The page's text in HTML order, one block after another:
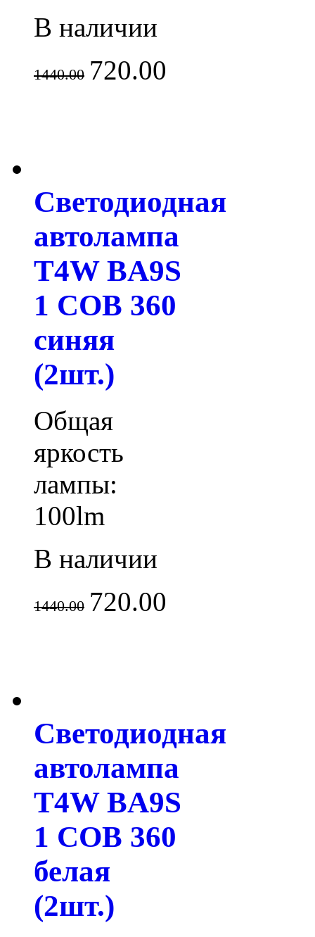
В наличии
1440.00 720.00
Светодиодная
автолампа
T4W BA9S
1 COB 360
синяя
(2шт.)
Общая
яркость
лампы:
100lm
В наличии
1440.00 720.00
Светодиодная
автолампа
T4W BA9S
1 COB 360
белая
(2шт.)